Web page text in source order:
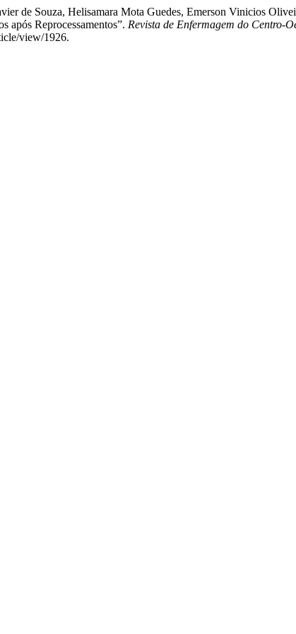
de Souza, Helisamara Mota Guedes, Emerson Vinicios
após Reprocessamentos”. Revista de Enfermagem do Centro-
view/1926.